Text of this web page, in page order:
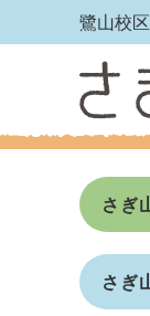
鷺山校
さぎ
さぎ